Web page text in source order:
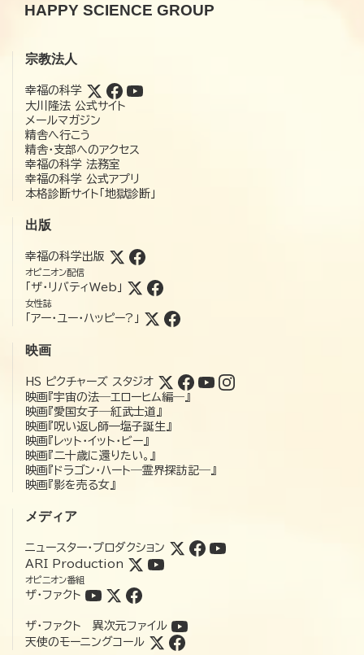
HAPPY SCIENCE GROUP
宗教法人
幸福の科学
大川隆法 公式サイト
メールマガジン
精舎へ行こう
精舎・支部へのアクセス
幸福の科学 法務室
幸福の科学 公式アプリ
本格診断サイト「地獄診断」
出版
幸福の科学出版
オピニオン配信
「ザ・リバティWeb」
女性誌
「アー・ユー・ハッピー?」
映画
HS ピクチャーズ スタジオ
映画『宇宙の法―エローヒム編―』
映画『愛国女子―紅武士道』
映画『呪い返し師—塩子誕生』
映画『レット・イット・ビー』
映画『二十歳に還りたい。』
映画『ドラゴン・ハート―霊界探訪記―』
映画『影を売る女』
メディア
ニュースター・プロダクション
ARI Production
オピニオン番組
ザ・ファクト
ザ・ファクト 異次元ファイル
天使のモーニングコール